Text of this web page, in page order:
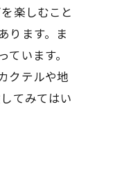
楽しむこと
ります。ま
います。
クテルや地
てみてはい